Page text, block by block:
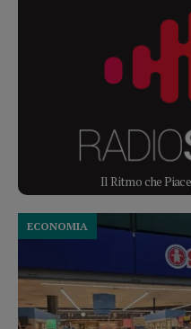
Il Ritmo che
ECONOMIA